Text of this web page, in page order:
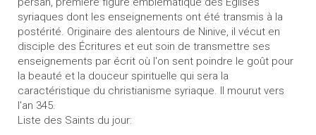
syriaques dont les enseignements ont été transmis à la
postérité. Originaire des alentours de Ninive, il vécut en
disciple des Écritures et eut soin de transmettre ses
enseignements par écrit où l'on sent poindre le goût pour
la beauté et la douceur spirituelle qui sera la
caractéristique du christianisme syriaque. Il mourut vers
l'an 345.
Liste des Saints du jour: